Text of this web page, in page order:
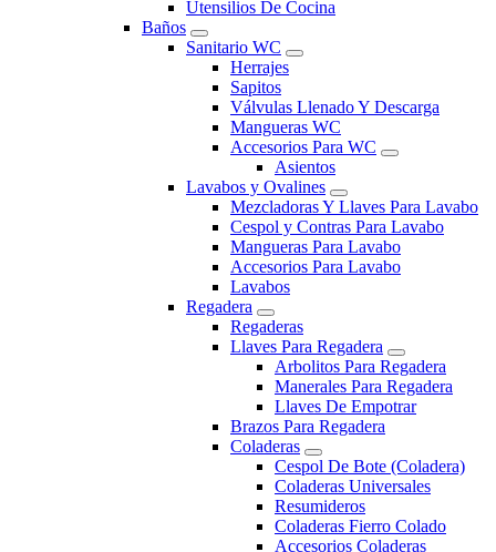
Utensilios De Cocina
Baños
Sanitario WC
Herrajes
Sapitos
Válvulas Llenado Y Descarga
Mangueras WC
Accesorios Para WC
Asientos
Lavabos y Ovalines
Mezcladoras Y Llaves Para Lavabo
Cespol y Contras Para Lavabo
Mangueras Para Lavabo
Accesorios Para Lavabo
Lavabos
Regadera
Regaderas
Llaves Para Regadera
Arbolitos Para Regadera
Manerales Para Regadera
Llaves De Empotrar
Brazos Para Regadera
Coladeras
Cespol De Bote (Coladera)
Coladeras Universales
Resumideros
Coladeras Fierro Colado
Accesorios Coladeras